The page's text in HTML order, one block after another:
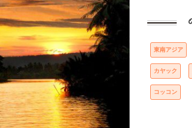
東南アジア
カヤック
コッコン